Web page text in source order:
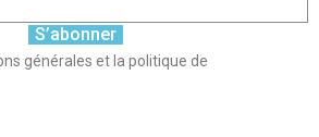
S’abonner
générales et la politique de